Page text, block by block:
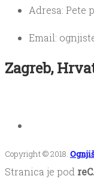
Adresa: Pete
Email:
Zagreb,
Copyright © 2018.
Stranica je pod